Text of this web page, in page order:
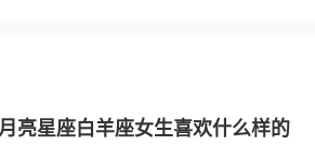
亮星座白羊座女生喜欢什么样的